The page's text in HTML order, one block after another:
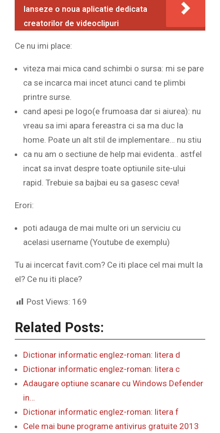
lanseze o noua aplicatie dedicata
creatorilor de videoclipuri
Ce nu imi place:
viteza mai mica cand schimbi o sursa: mi se pare
ca se incarca mai incet atunci cand te plimbi
printre surse.
cand apesi pe logo(e frumoasa dar si aiurea): nu
vreau sa imi apara fereastra ci sa ma duc la
home. Poate un alt stil de implementare… nu stiu
ca nu am o sectiune de help mai evidenta.. astfel
incat sa invat despre toate optiunile site-ului
rapid. Trebuie sa bajbai eu sa gasesc ceva!
Erori:
poti adauga de mai multe ori un serviciu cu
acelasi username (Youtube de exemplu)
Tu ai incercat favit.com? Ce iti place cel mai mult la
el? Ce nu iti place?
Post Views: 169
Related Posts:
Dictionar informatic englez-roman: litera d
Dictionar informatic englez-roman: litera c
Adaugare optiune scanare cu Windows Defender
in…
Dictionar informatic englez-roman: litera f
Cele mai bune programe antivirus gratuite 2013